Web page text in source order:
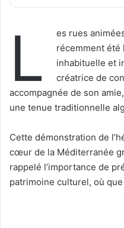
L
es rues
récemment été
inhabituelle et
créatrice de
accompagnée de son
une tenue traditionnelle
Cette démonstration de
cœur de la Méditerranée
rappelé l’importance de
patrimoine culturel, où